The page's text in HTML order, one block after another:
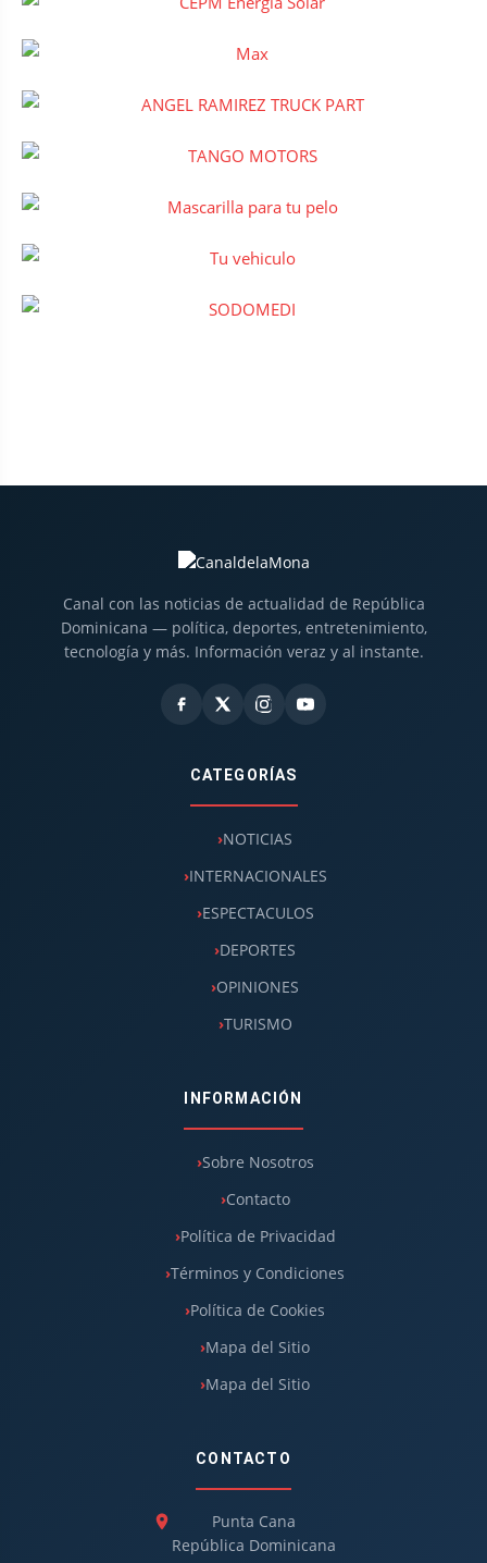
Canal con las noticias de actualidad de República
Dominicana — política, deportes, entretenimiento,
tecnología y más. Información veraz y al instante.
CATEGORÍAS
NOTICIAS
INTERNACIONALES
ESPECTACULOS
DEPORTES
OPINIONES
TURISMO
INFORMACIÓN
Sobre Nosotros
Contacto
Política de Privacidad
Términos y Condiciones
Política de Cookies
Mapa del Sitio
Mapa del Sitio
CONTACTO
Punta Cana
República Dominicana